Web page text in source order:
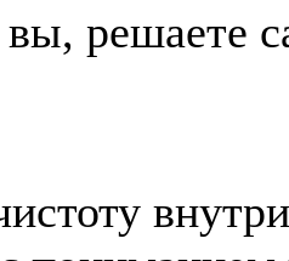
решаете